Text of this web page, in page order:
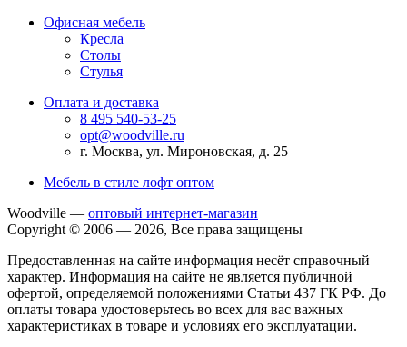
Офисная мебель
Кресла
Столы
Стулья
Оплата и доставка
8 495 540-53-25
opt@woodville.ru
г. Москва, ул. Мироновская, д. 25
Мебель в стиле лофт оптом
Woodville — оптовый интернет-магазин
Copyright © 2006 — 2026, Все права защищены
Предоставленная на сайте информация несёт справочный
характер. Информация на сайте не является публичной
офертой, определяемой положениями Статьи 437 ГК РФ. До
оплаты товара удостоверьтесь во всех для вас важных
характеристиках в товаре и условиях его эксплуатации.